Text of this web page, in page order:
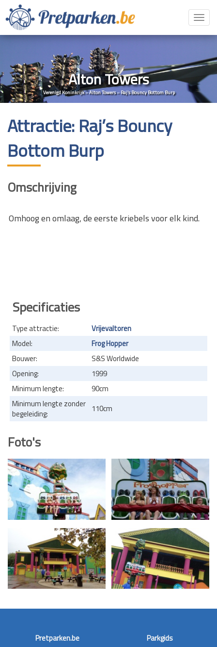
Alton Towers
Verenigd Koninkrijk»Alton Towers»Raj’s Bouncy Bottom Burp
Attractie: Raj’s Bouncy
Bottom Burp
Omschrijving
Omhoog en omlaag, de eerste kriebels voor elk kind.
Specificaties
Type attractie:
Vrijevaltoren
Model:
Frog Hopper
Bouwer:
S&S Worldwide
Opening:
1999
Minimum lengte:
90cm
Minimum lengte zonder
begeleiding:
110cm
Foto's
Pretparken.be
Parkgids